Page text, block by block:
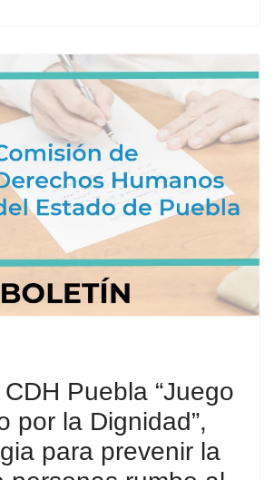
Puebla “Juego
por la Dignidad”,
para prevenir la